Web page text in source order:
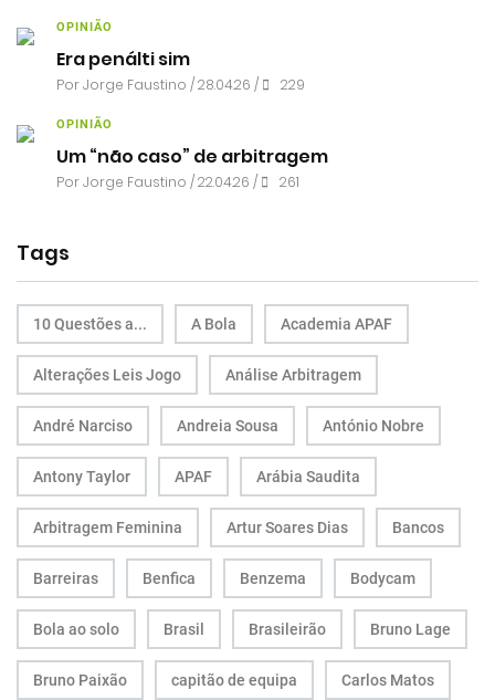
OPINIÃO
Era penálti sim
PorJorge Faustino / 28.04.26 / 229
OPINIÃO
Um “não caso” de arbitragem
PorJorge Faustino / 22.04.26 / 261
Tags
10 Questões a... A Bola Academia APAF
Alterações Leis Jogo Análise Arbitragem
André Narciso Andreia Sousa António Nobre
Antony Taylor APAF Arábia Saudita
Arbitragem Feminina Artur Soares Dias Bancos
Barreiras Benfica Benzema Bodycam
Bola ao solo Brasil Brasileirão Bruno Lage
Bruno Paixão capitão de equipa Carlos Matos